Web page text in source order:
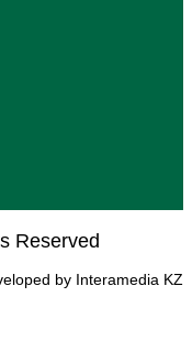
Reserved
by Interamedia KZ